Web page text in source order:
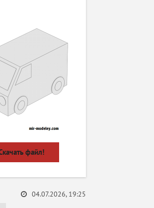
файл!
04.07.2026, 19:25